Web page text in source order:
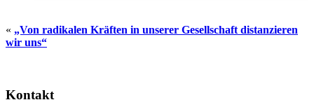
« „Von radikalen Kräften in unserer Gesellschaft distanzieren
wir uns“
Seitenspalte
Kontakt